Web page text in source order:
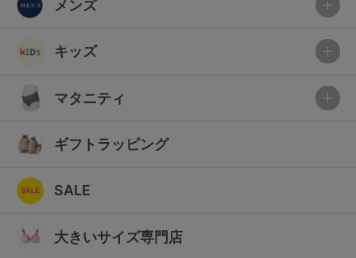
メンズ
キッズ
マタニティ
ギフトラッピング
SALE
大きいサイズ専門店